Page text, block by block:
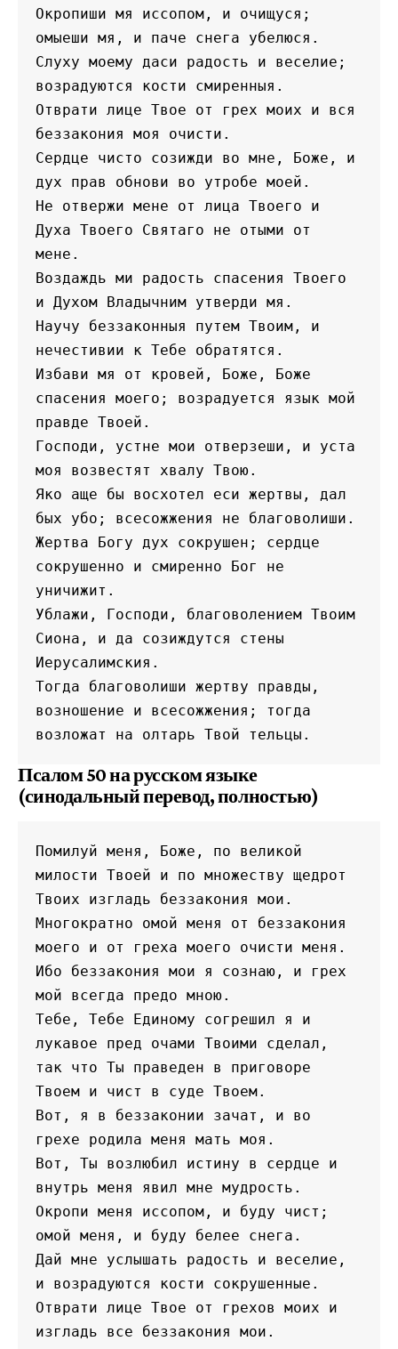
Окропиши мя иссопом, и очищуся;
омыеши мя, и паче снега убелюся.
Слуху моему даси радость и веселие;
возрадуются кости смиренныя.
Отврати лице Твое от грех моих и вся
беззакония моя очисти.
Сердце чисто созижди во мне, Боже, и
дух прав обнови во утробе моей.
Не отвержи мене от лица Твоего и
Духа Твоего Святаго не отыми от
мене.
Воздаждь ми радость спасения Твоего
и Духом Владычним утверди мя.
Научу беззаконныя путем Твоим, и
нечестивии к Тебе обратятся.
Избави мя от кровей, Боже, Боже
спасения моего; возрадуется язык мой
правде Твоей.
Господи, устне мои отверзеши, и уста
моя возвестят хвалу Твою.
Яко аще бы восхотел еси жертвы, дал
бых убо; всесожжения не благоволиши.
Жертва Богу дух сокрушен; сердце
сокрушенно и смиренно Бог не
уничижит.
Ублажи, Господи, благоволением Твоим
Сиона, и да созиждутся стены
Иерусалимския.
Тогда благоволиши жертву правды,
возношение и всесожжения; тогда
возложат на олтарь Твой тельцы.
Псалом 50 на русском языке
(синодальный перевод, полностью)
Помилуй меня, Боже, по великой
милости Твоей и по множеству щедрот
Твоих изгладь беззакония мои.
Многократно омой меня от беззакония
моего и от греха моего очисти меня.
Ибо беззакония мои я сознаю, и грех
мой всегда предо мною.
Тебе, Тебе Единому согрешил я и
лукавое пред очами Твоими сделал,
так что Ты праведен в приговоре
Твоем и чист в суде Твоем.
Вот, я в беззаконии зачат, и во
грехе родила меня мать моя.
Вот, Ты возлюбил истину в сердце и
внутрь меня явил мне мудрость.
Окропи меня иссопом, и буду чист;
омой меня, и буду белее снега.
Дай мне услышать радость и веселие,
и возрадуются кости сокрушенные.
Отврати лице Твое от грехов моих и
изгладь все беззакония мои.